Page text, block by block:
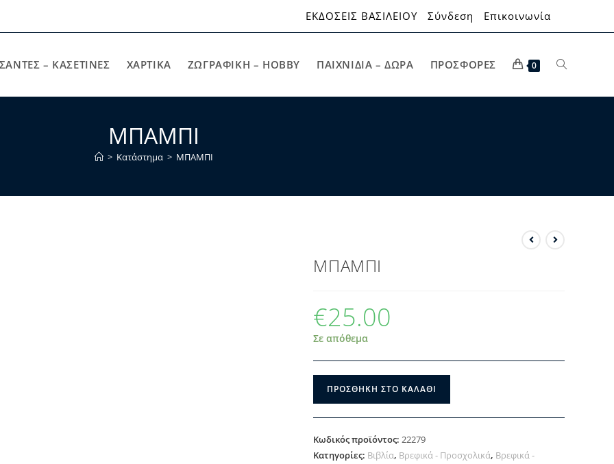
ΕΚΔΟΣΕΙΣ ΒΑΣΙΛΕΙΟΥ Σύνδεση Επικοινωνία
– ΚΑΣΕΤΙΝΕΣ ΧΑΡΤΙΚΆ ΖΩΓΡΑΦΙΚΉ – HOBBY ΠΑΙΧΝΊΔΙΑ – ΔΏΡΑ ΠΡΟΣΦΟΡΈΣ 0
ΜΠΑΜΠΙ
> Κατάστημα > ΜΠΑΜΠΙ
ΜΠΑΜΠΙ
€25.00
Σε απόθεμα
ΠΡΟΣΘΉΚΗ ΣΤΟ ΚΑΛΆΘΙ
Κωδικός προϊόντος:22279
Κατηγορίες: Βιβλία, Βρεφικά - Προσχολικά, Βρεφικά -